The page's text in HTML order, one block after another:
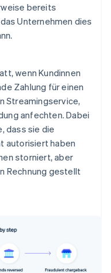
bereits
Unternehmen dies
wenn Kundinnen
Zahlung für einen
Streamingservice,
anfechten. Dabei
dass sie die
autorisiert haben
storniert, aber
Rechnung gestellt